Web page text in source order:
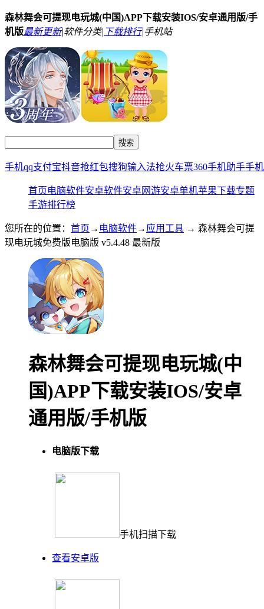
森林舞会可提现电玩城(中国)APP下载安装IOS/安卓通用版/手
机版最新更新|软件分类| 下载排行|手机站
手机qq支付宝抖音抢红包搜狗输入法抢火车票360手机助手手
首页电脑软件安卓软件安卓网游安卓单机苹果下载专题
手游排行榜
您所在的位置： 首页 → 电脑软件→ 应用工具 → 森林舞会可提
现电玩城免费版电脑版 v5.4.48 最新版
森林舞会可提现电玩城(中
国)APP下载安装IOS/安卓
通用版/手机版
电脑版下载
手机扫描下载
查看安卓版